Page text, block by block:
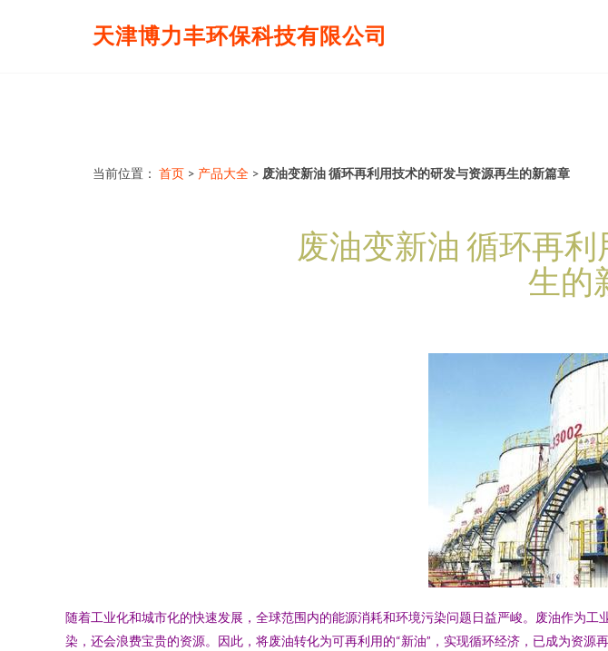
天津博力丰环保科技有限公司
当前位置： 首页 > 产品大全 > 废油变新油 循环再利用技术的研发与资源再生的新篇章
废油变新油 循环再
生的
随着工业化和城市化的快速发展，全球范围内的能源消耗和环境污染问题日益严峻。废油作为
染，还会浪费宝贵的资源。因此，将废油转化为可再利用的“新油”，实现循环经济，已成为资源